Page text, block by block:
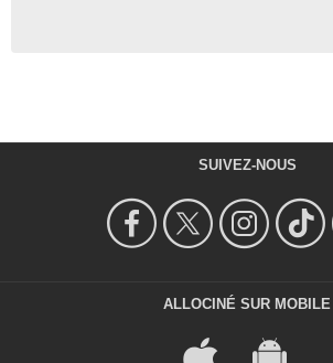
SUIVEZ-NOUS
ALLOCINÉ SUR MOBILE